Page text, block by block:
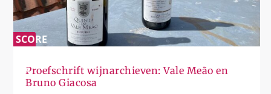
SCORE
%
Proefschrift wijnarchieven: Vale Meão en
Bruno Giacosa